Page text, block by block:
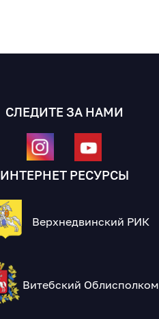
СЛЕДИТЕ ЗА НАМИ
ИНТЕРНЕТ РЕСУРСЫ
Верхнедвинский РИК
Витебский Облисполком